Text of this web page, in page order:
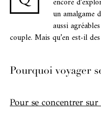
un amalgame
aussi
couple. Mais qu’en est-il
Pourquoi voyager
Pour se concentrer sur